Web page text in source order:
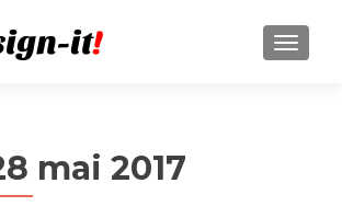
MENU
mai 2017